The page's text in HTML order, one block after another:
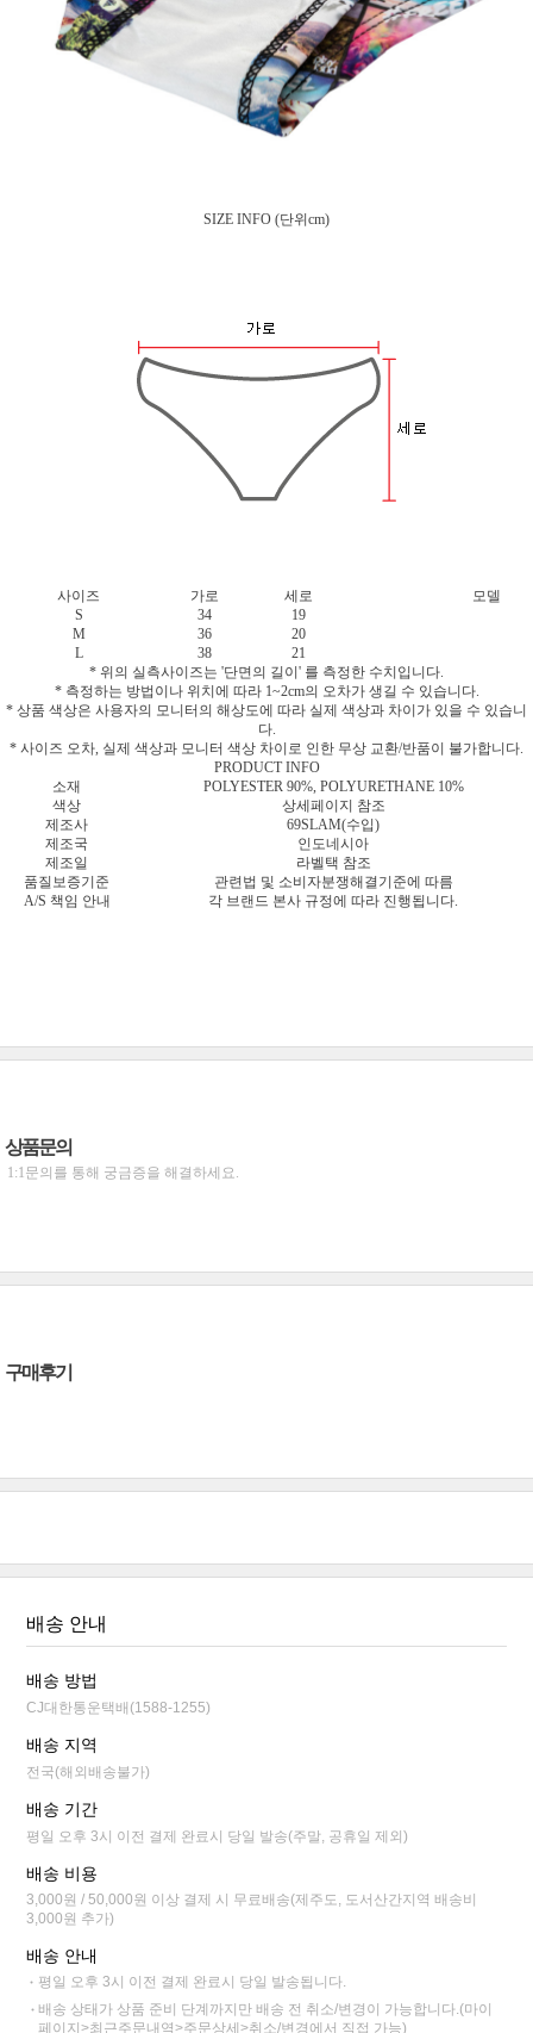
SIZE INFO (단위cm)
사이즈 가로 세로
모델
S
34
19
M
36
20
L
38
21
* 위의 실측사이즈는 '단면의 길이' 를 측정한 수치입니다.
* 측정하는 방법이나 위치에 따라 1~2cm의 오차가 생길 수 있습니다.
* 상품 색상은 사용자의 모니터의 해상도에 따라 실제 색상과 차이가 있을 수 있습니
다.
* 사이즈 오차, 실제 색상과 모니터 색상 차이로 인한 무상 교환/반품이 불가합니다.
PRODUCT INFO
소재
POLYESTER 90%, POLYURETHANE 10%
색상
상세페이지 참조
제조사
69SLAM(수입)
제조국
인도네시아
제조일
라벨택 참조
품질보증기준
관련법 및 소비자분쟁해결기준에 따름
A/S 책임 안내
각 브랜드 본사 규정에 따라 진행됩니다.
상품문의
1:1문의를 통해 궁금증을 해결하세요.
구매후기
배송 안내
배송 방법
CJ대한통운택배(1588-1255)
배송 지역
전국(해외배송불가)
배송 기간
평일 오후 3시 이전 결제 완료시 당일 발송(주말, 공휴일 제외)
배송 비용
3,000원 / 50,000원 이상 결제 시 무료배송(제주도, 도서산간지역 배송비
3,000원 추가)
배송 안내
평일 오후 3시 이전 결제 완료시 당일 발송됩니다.
배송 상태가 상품 준비 단계까지만 배송 전 취소/변경이 가능합니다.(마이
페이지>최근주문내역>주문상세>취소/변경에서 직접 가능)